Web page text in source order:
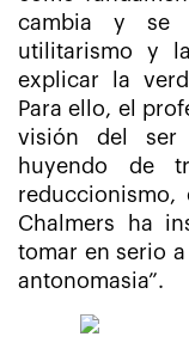
cambia y se
utilitarismo y
explicar la
Para ello, el
visión del ser
huyendo de
Chalmers ha
tomar en serio
antonomasia”.